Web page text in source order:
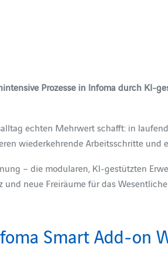
Prozesse in Infoma durch
echten Mehrwert schafft: in
wiederkehrende Arbeitsschritte und
– die modularen, KI‑gestützten
und neue Freiräume für das
Smart Add-on